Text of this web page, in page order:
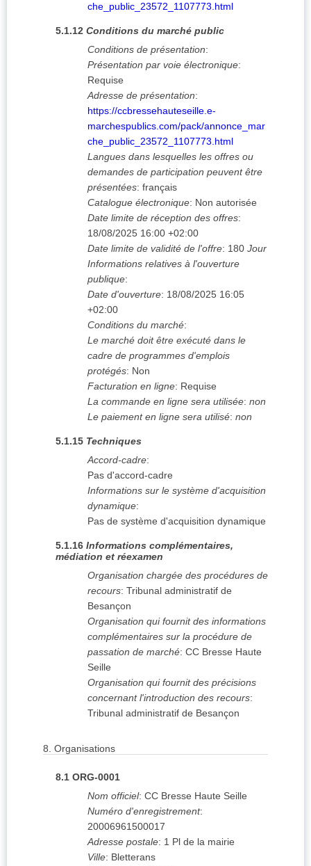
che_public_23572_1107773.html
5.1.12 Conditions du marché public
Conditions de présentation:
Présentation par voie électronique:
Requise
Adresse de présentation:
https://ccbressehauteseille.e-
marchespublics.com/pack/annonce_mar
che_public_23572_1107773.html
Langues dans lesquelles les offres ou
demandes de participation peuvent être
présentées: français
Catalogue électronique: Non autorisée
Date limite de réception des offres:
18/08/2025 16:00 +02:00
Date limite de validité de l'offre: 180 Jour
Informations relatives à l'ouverture
publique:
Date d'ouverture: 18/08/2025 16:05
+02:00
Conditions du marché:
Le marché doit être exécuté dans le
cadre de programmes d'emplois
protégés: Non
Facturation en ligne: Requise
La commande en ligne sera utilisée: non
Le paiement en ligne sera utilisé: non
5.1.15 Techniques
Accord-cadre:
Pas d'accord-cadre
Informations sur le système d'acquisition
dynamique:
Pas de système d'acquisition dynamique
5.1.16 Informations complémentaires,
médiation et réexamen
Organisation chargée des procédures de
recours: Tribunal administratif de
Besançon
Organisation qui fournit des informations
complémentaires sur la procédure de
passation de marché: CC Bresse Haute
Seille
Organisation qui fournit des précisions
concernant l'introduction des recours:
Tribunal administratif de Besançon
8. Organisations
8.1 ORG-0001
Nom officiel: CC Bresse Haute Seille
Numéro d'enregistrement:
20006961500017
Adresse postale: 1 Pl de la mairie
Ville: Bletterans